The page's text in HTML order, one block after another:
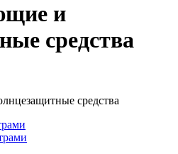
и
средства
средства